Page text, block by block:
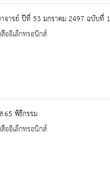
จารย์ ปีที่ 53 มกราคม 2497 ฉบับที่ 1
ออิเล็กทรอนิกส์
.65 พิธีกรรม
ออิเล็กทรอนิกส์